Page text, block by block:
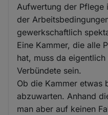
Aufwertung der Pflege
der
gewerkschaftlich
Eine Kammer, die alle
hat, muss da
Verbündete sein.
Ob die Kammer etwas
abzuwarten. Anhand
man aber auf keinen